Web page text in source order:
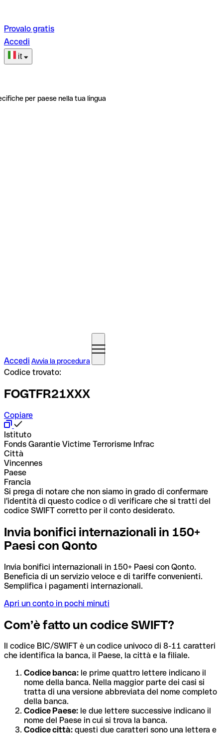
Provalo gratis
Accedi
it
per paese nella tua lingua
Accedi Avvia la procedura
Codice trovato:
FOGTFR21XXX
Copiare
Istituto
Fonds Garantie Victime Terrorisme Infrac
Città
Vincennes
Paese
Francia
Si prega di notare che non siamo in grado di confermare
l'identità di questo codice o di verificare che si tratti del
codice SWIFT corretto per il conto desiderato.
Invia bonifici internazionali in 150+
Paesi con Qonto
Invia bonifici internazionali in 150+ Paesi con Qonto.
Beneficia di un servizio veloce e di tariffe convenienti.
Semplifica i pagamenti internazionali.
Apri un conto in pochi minuti
Com’è fatto un codice SWIFT?
Il codice BIC/SWIFT è un codice univoco di 8-11 caratteri
che identifica la banca, il Paese, la città e la filiale.
Codice banca: le prime quattro lettere indicano il
nome della banca. Nella maggior parte dei casi si
tratta di una versione abbreviata del nome completo
della banca.
Codice Paese: le due lettere successive indicano il
nome del Paese in cui si trova la banca.
Codice città: questi due caratteri sono una lettera e